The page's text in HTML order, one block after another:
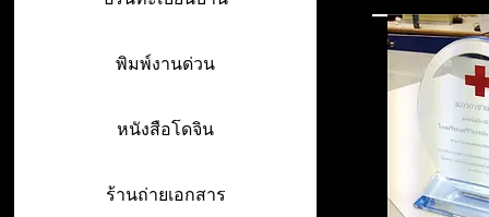
พิมพ์งานด่วน
หนังสือโดจิน
ร้านถ่ายเอกสาร